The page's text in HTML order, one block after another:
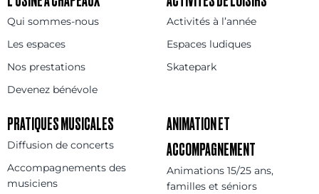
Qui sommes-nous
Les espaces
Nos prestations
Devenez bénévole
Activités à l’année
Espaces ludiques
Skatepark
PRATIQUES MUSICALES
Diffusion de concerts
Accompagnements des
musiciens
ANIMATION ET
ACCOMPAGNEMENT
Animations 15/25 ans,
familles et séniors